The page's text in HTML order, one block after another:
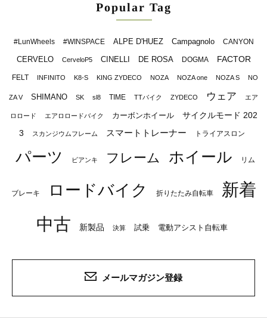
Popular Tag
#LunWheels #WINSPACE ALPE D'HUEZ Campagnolo CANYON
CERVELO CerveloP5 CINELLI DE ROSA DOGMA FACTOR
FELT INFINITO K8-S KING ZYDECO NOZA NOZA one NOZA S NO
ZA V SHIMANO SK sl8 TIME TTバイク ZYDECO ウェア エア
ロロード エアロロードバイク カーボンホイール
サイクルモード 202
3
スカンジウムフレーム スマートトレーナー トライアスロン
パーツ ビアンキ フレーム ホイール リム
ブレーキ ロードバイク 折りたたみ自転車
新着
中古
新製品 決算 試乗 電動アシスト自転車
メールマガジン登録